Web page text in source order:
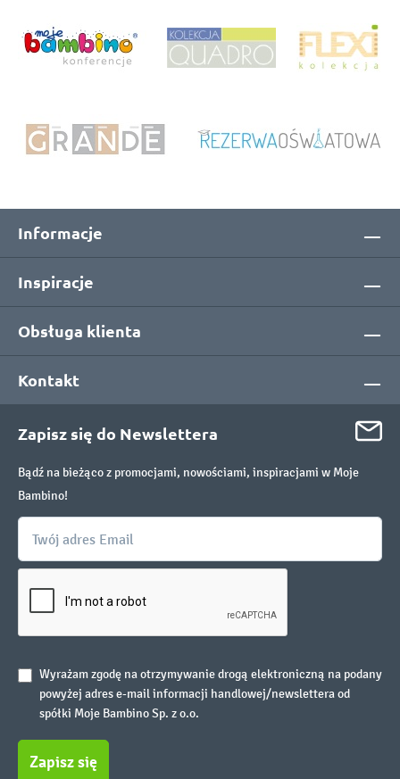
Informacje
Inspiracje
Obsługa klienta
Kontakt
Zapisz się do Newslettera
Bądź na bieżąco z promocjami, nowościami, inspiracjami w Moje
Bambino!
Wyrażam zgodę na otrzymywanie drogą elektroniczną na podany
powyżej adres e-mail informacji handlowej/newslettera od
spółki Moje Bambino Sp. z o.o.
Zapisz się